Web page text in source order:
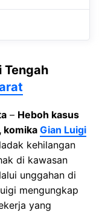
Tengah
– Heboh kasus
komika Gian Luigi
kehilangan
di kawasan
unggahan di
mengungkap
yang